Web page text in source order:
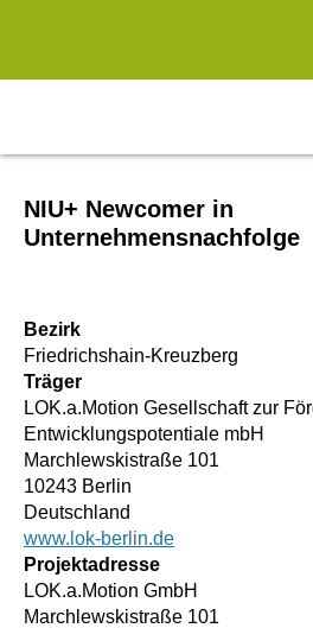
NIU+ Newcomer in
Unternehmensnachfolge
Bezirk
Friedrichshain-Kreuzberg
Träger
LOK.a.Motion Gesellschaft zur
Entwicklungspotentiale mbH
Marchlewskistraße 101
10243 Berlin
Deutschland
www.lok-berlin.de
Projektadresse
LOK.a.Motion GmbH
Marchlewskistraße 101